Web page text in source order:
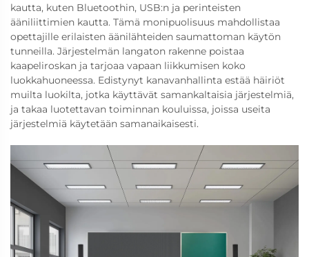
kautta, kuten Bluetoothin, USB:n ja perinteisten
ääniliittimien kautta. Tämä monipuolisuus mahdollistaa
opettajille erilaisten äänilähteiden saumattoman käytön
tunneilla. Järjestelmän langaton rakenne poistaa
kaapeliroskan ja tarjoaa vapaan liikkumisen koko
luokkahuoneessa. Edistynyt kanavanhallinta estää häiriöt
muilta luokilta, jotka käyttävät samankaltaisia järjestelmiä,
ja takaa luotettavan toiminnan kouluissa, joissa useita
järjestelmiä käytetään samanaikaisesti.